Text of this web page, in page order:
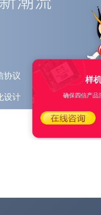
协议
设计
样
确保四信产品